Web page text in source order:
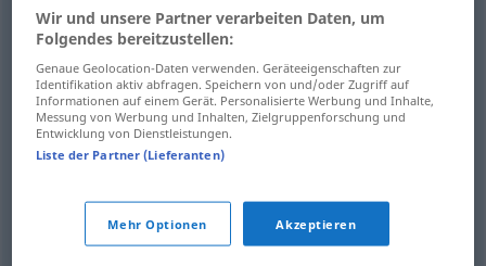
Betragenn behavior
Verhaltenn behavior
Verhaltenn behavior CHEM PHYS
f behavior
Wir und unsere Partner verarbeiten Daten, um
Folgendes bereitzustellen:
Genaue Geolocation-Daten verwenden. Geräteeigenschaften zur
Identifikation aktiv abfragen. Speichern von und/oder Zugriff auf
Informationen auf einem Gerät. Personalisierte Werbung und Inhalte,
Messung von Werbung und Inhalten, Zielgruppenforschung und
Entwicklung von Dienstleistungen.
Liste der Partner (Lieferanten)
Mehr Optionen Akzeptieren